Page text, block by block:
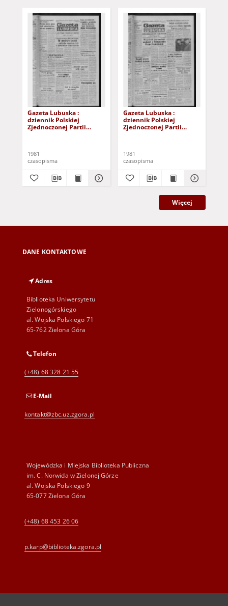
Gazeta Lubuska :
dziennik Polskiej
Zjednoczonej Partii
Wyd. A
1981
czasopisma
Gazeta Lubuska :
dziennik Polskiej
Zjednoczonej Partii
Wyd. A
1981
czasopisma
Więcej
DANE KONTAKTOWE
Adres
Biblioteka Uniwersytetu
Zielonogórskiego
al. Wojska Polskiego 71
65-762 Zielona Góra
Telefon
(+48) 68 328 21 55
E-Mail
kontakt@zbc.uz.zgora.pl
Wojewódzka i Miejska Biblioteka Publiczna
im. C. Norwida w Zielonej Górze
al. Wojska Polskiego 9
65-077 Zielona Góra
(+48) 68 453 26 06
p.karp@biblioteka.zgora.pl